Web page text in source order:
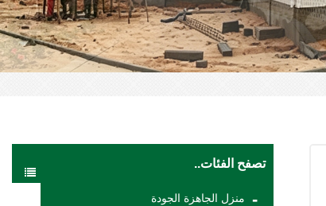
تصفح الفئات..
منزل الجاهزة الجودة